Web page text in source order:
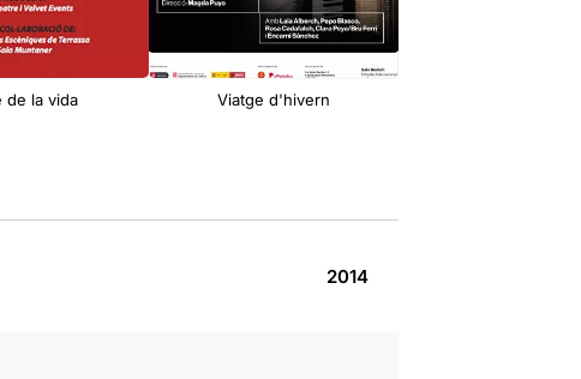
de la vida Viatge d'hivern
2014